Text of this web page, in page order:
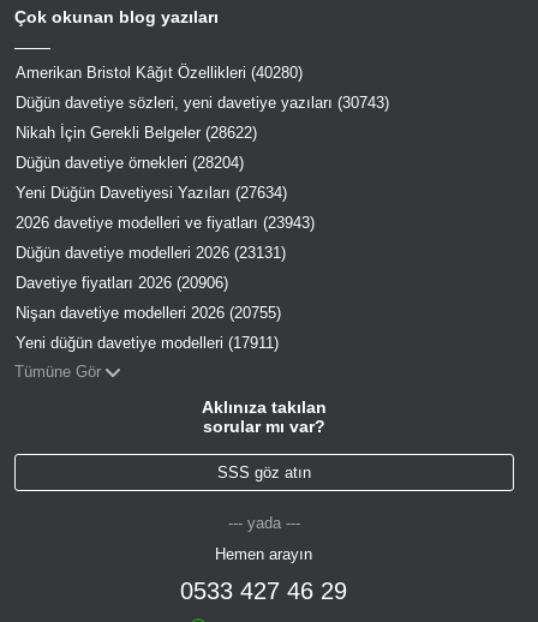
Çok okunan blog yazıları
Amerikan Bristol Kâğıt Özellikleri (40280)
Düğün davetiye sözleri, yeni davetiye yazıları (30743)
Nikah İçin Gerekli Belgeler (28622)
Düğün davetiye örnekleri (28204)
Yeni Düğün Davetiyesi Yazıları (27634)
2026 davetiye modelleri ve fiyatları (23943)
Düğün davetiye modelleri 2026 (23131)
Davetiye fiyatları 2026 (20906)
Nişan davetiye modelleri 2026 (20755)
Yeni düğün davetiye modelleri (17911)
Tümüne Gör
Aklınıza takılan
sorular mı var?
SSS göz atın
--- yada ---
Hemen arayın
0533 427 46 29